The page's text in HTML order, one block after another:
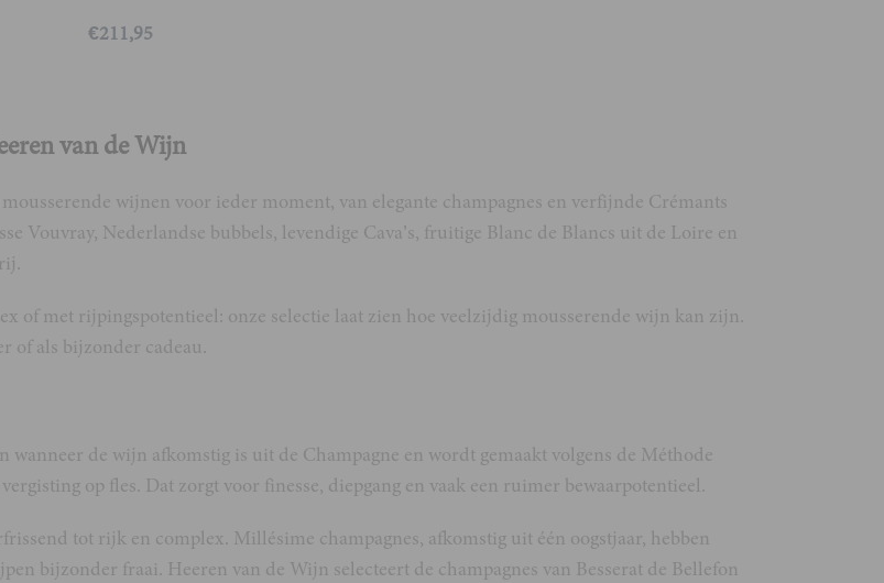
€211,95
van de Wijn
wijnen voor ieder moment, van elegante champagnes en verfijnde Crémants
Vouvray, Nederlandse bubbels, levendige Cava’s, fruitige Blanc de Blancs uit de Loire en
of met rijpingspotentieel: onze selectie laat zien hoe veelzijdig mousserende wijn kan zijn.
of als bijzonder cadeau.
wanneer de wijn afkomstig is uit de Champagne en wordt gemaakt volgens de Méthode
op fles. Dat zorgt voor finesse, diepgang en vaak een ruimer bewaarpotentieel.
tot rijk en complex. Millésime champagnes, afkomstig uit één oogstjaar, hebben
bijzonder fraai. Heeren van de Wijn selecteert de champagnes van Besserat de Bellefon